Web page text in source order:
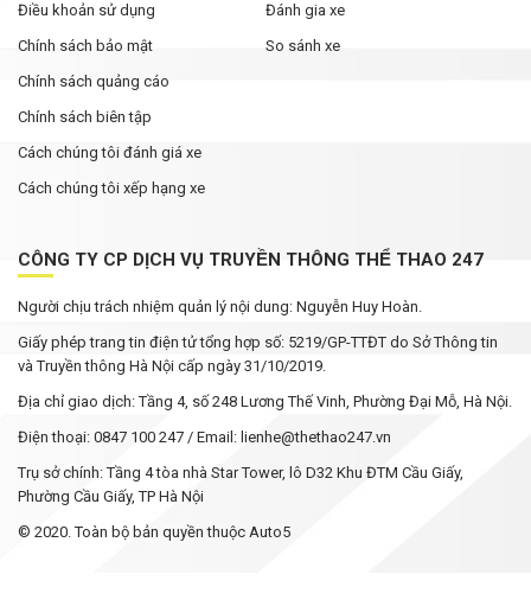
Điều khoản sử dụng
Chính sách bảo mật
Chính sách quảng cáo
Chính sách biên tập
Cách chúng tôi đánh giá xe
Cách chúng tôi xếp hạng xe
Đánh gia xe
So sánh xe
CÔNG TY CP DỊCH VỤ TRUYỀN THÔNG THỂ THAO 247
Người chịu trách nhiệm quản lý nội dung: Nguyễn Huy Hoàn.
Giấy phép trang tin điện tử tổng hợp số: 5219/GP-TTĐT do Sở Thông tin
và Truyền thông Hà Nội cấp ngày 31/10/2019.
Địa chỉ giao dịch: Tầng 4, số 248 Lương Thế Vinh, Phường Đại Mỗ, Hà Nội.
Điện thoại: 0847 100 247 / Email: lienhe@thethao247.vn
Trụ sở chính: Tầng 4 tòa nhà Star Tower, lô D32 Khu ĐTM Cầu Giấy,
Phường Cầu Giấy, TP Hà Nội
© 2020. Toàn bộ bản quyền thuộc Auto5